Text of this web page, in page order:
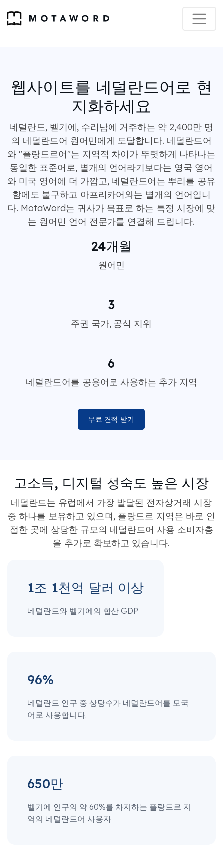
웹사이트를 네덜란드어로 현
지화하세요
네덜란드, 벨기에, 수리남에 거주하는 약 2,400만 명
의 네덜란드어 원어민에게 도달합니다. 네덜란드어
와 "플랑드르어"는 지역적 차이가 뚜렷하게 나타나는
동일한 표준어로, 별개의 언어라기보다는 영국 영어
와 미국 영어에 더 가깝고, 네덜란드어는 뿌리를 공유
함에도 불구하고 아프리카어와는 별개의 언어입니
다. MotaWord는 귀사가 목표로 하는 특정 시장에 맞
는 원어민 언어 전문가를 연결해 드립니다.
24개월
원어민
3
주권 국가, 공식 지위
6
네덜란드어를 공용어로 사용하는 추가 지역
무료 견적 받기
고소득, 디지털 성숙도 높은 시장
네덜란드는 유럽에서 가장 발달된 전자상거래 시장
중 하나를 보유하고 있으며, 플랑드르 지역은 바로 인
접한 곳에 상당한 규모의 네덜란드어 사용 소비자층
을 추가로 확보하고 있습니다.
1조 1천억 달러 이상
네덜란드와 벨기에의 합산 GDP
96%
네덜란드 인구 중 상당수가 네덜란드어를 모국
어로 사용합니다.
650만
벨기에 인구의 약 60%를 차지하는 플랑드르 지
역의 네덜란드어 사용자